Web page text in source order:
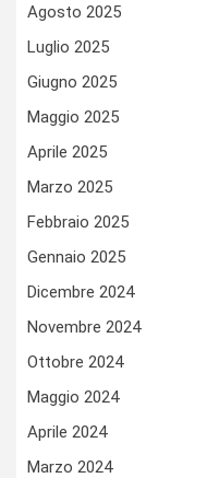
Agosto 2025
Luglio 2025
Giugno 2025
Maggio 2025
Aprile 2025
Marzo 2025
Febbraio 2025
Gennaio 2025
Dicembre 2024
Novembre 2024
Ottobre 2024
Maggio 2024
Aprile 2024
Marzo 2024